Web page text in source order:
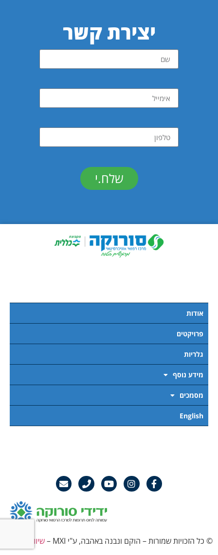
יצירת קשר
שלח.י
אודות
פרויקטים
גלריות
מידע נוסף
מסמכים
English
© כל הזכויות שמורות – הוקם ונבנה באהבה, ע"י MXI – שיווק דיגיטלי